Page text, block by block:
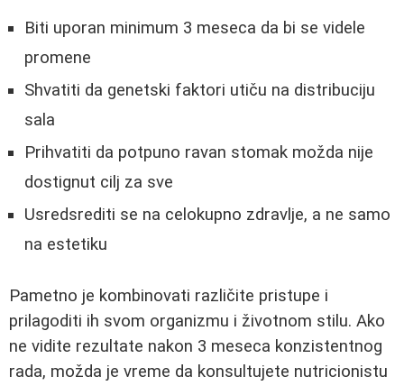
Biti uporan minimum 3 meseca da bi se videle
promene
Shvatiti da genetski faktori utiču na distribuciju
sala
Prihvatiti da potpuno ravan stomak možda nije
dostignut cilj za sve
Usredsrediti se na celokupno zdravlje, a ne samo
na estetiku
Pametno je kombinovati različite pristupe i
prilagoditi ih svom organizmu i životnom stilu. Ako
ne vidite rezultate nakon 3 meseca konzistentnog
rada, možda je vreme da konsultujete nutricionistu